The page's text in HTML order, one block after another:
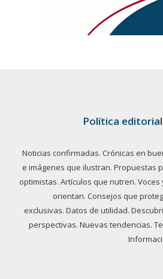
Política editorial
Noticias confirmadas. Crónicas en
e imágenes que ilustran. Propuestas
optimistas. Artículos que nutren.
orientan. Consejos que
exclusivas. Datos de utilidad.
perspectivas. Nuevas tendencias.